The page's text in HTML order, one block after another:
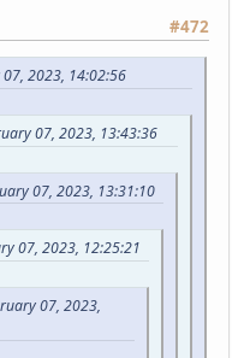
#472
2023, 14:02:56
07, 2023, 13:43:36
07, 2023, 13:31:10
07, 2023, 12:25:21
07, 2023,